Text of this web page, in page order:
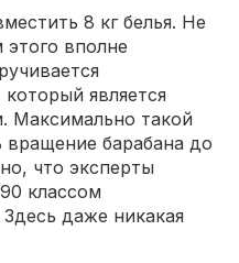
8 кг белья. Не
вполне
является
Максимально такой
вращение барабана до
что эксперты
классом
даже никакая